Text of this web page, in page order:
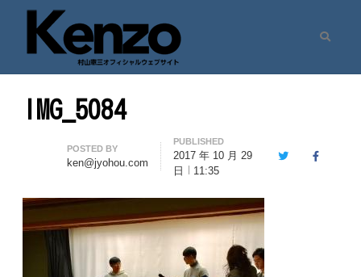
七転八起 – 村山憲三 Official Site
村山憲三ウェブサイト
IMG_5084
Author
POSTED BY
ken@jyohou.com
PUBLISHED
2017 年 10 月 29
日
11:35
TwitterFacebook